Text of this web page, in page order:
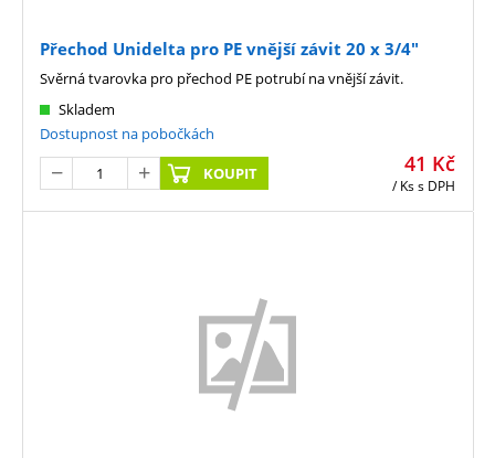
Přechod Unidelta pro PE vnější závit 20 x 3/4"
41 Kč
/ Kss DPH
Skladem
Dostupnost na pobočkách
KOUPIT
Svěrná tvarovka pro přechod PE potrubí na vnější závit.